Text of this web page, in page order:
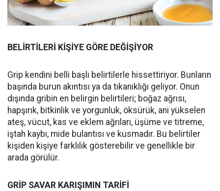
BELİRTİLERİ KİŞİYE GÖRE DEĞİŞİYOR
Grip kendini belli başlı belirtilerle hissettiriyor. Bunların
başında burun akıntısı ya da tıkanıklığı geliyor. Onun
dışında gribin en belirgin belirtileri; boğaz ağrısı,
hapşırık, bitkinlik ve yorgunluk, öksürük, ani yükselen
ateş, vücut, kas ve eklem ağrıları, üşüme ve titreme,
iştah kaybı, mide bulantısı ve kusmadır. Bu belirtiler
kişiden kişiye farklılık gösterebilir ve genellikle bir
arada görülür.
GRİP SAVAR KARIŞIMIN TARİFİ